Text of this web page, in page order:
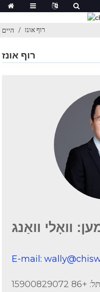
היים רוף אונז
רוף אונז
וואָלי וואַנג
E-mail:
תּל: +86 15900829072